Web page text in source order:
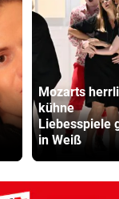
Mozarts
kühne
Liebesspiele
in Weiß